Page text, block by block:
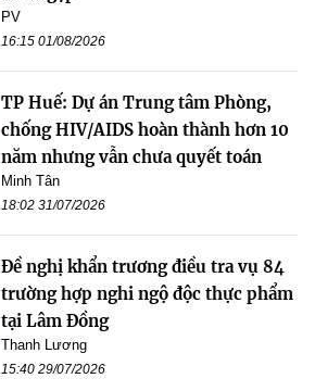
PV
16:15 01/08/2026
TP Huế: Dự án Trung tâm Phòng,
chống HIV/AIDS hoàn thành hơn 10
năm nhưng vẫn chưa quyết toán
Minh Tân
18:02 31/07/2026
Đề nghị khẩn trương điều tra vụ 84
trường hợp nghi ngộ độc thực phẩm
tại Lâm Đồng
Thanh Lương
15:40 29/07/2026